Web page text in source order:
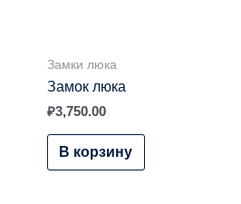
Замки люка
Замок люка
₽3,750.00
В корзину